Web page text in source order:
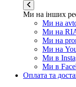
Ми на інших
Ми на
Ми на
Ми на
Ми на
Ми в
Ми в
Оплата та